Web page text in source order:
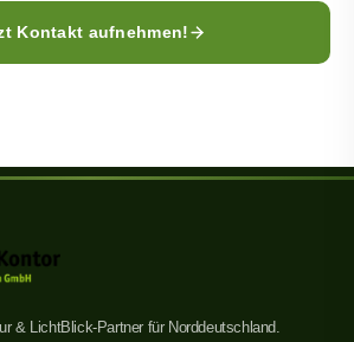
Kontakt aufnehmen!
& LichtBlick-Partner für Norddeutschland.